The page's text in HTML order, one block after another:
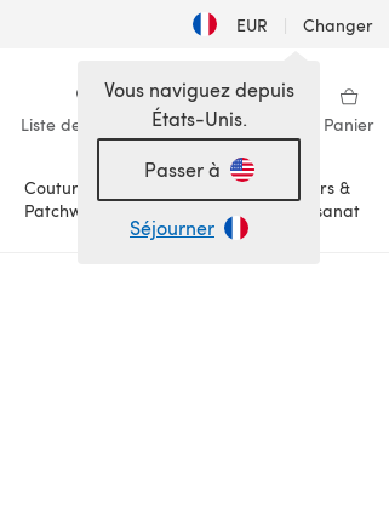
EUR | Changer
Liste de souhaits Ma bibliothèque Panier
Couture &
Patchwork
Loisirs &
Artisanat
Vous naviguez depuis
États-Unis.
Passer à
Séjourner